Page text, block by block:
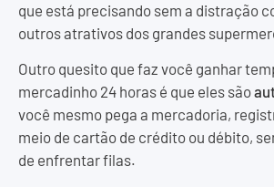
que está precisando sem a distração
outros atrativos dos grandes
Outro quesito que faz você ganhar
mercadinho 24 horas é que eles são
você mesmo pega a mercadoria,
meio de cartão de crédito ou débito,
de enfrentar filas.